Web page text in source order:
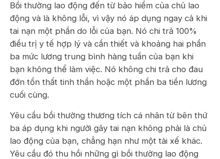
Bồi thường lao động đến từ bảo hiểm của chủ lao
động và là không lỗi, vì vậy nó áp dụng ngay cả khi
tai nạn một phần do lỗi của bạn. Nó chi trả 100%
điều trị y tế hợp lý và cần thiết và khoảng hai phần
ba mức lương trung bình hàng tuần của bạn khi
bạn không thể làm việc. Nó không chi trả cho đau
đớn tổn thất tinh thần hoặc một phần ba tiền lương
cuối cùng.
Yêu cầu bồi thường thương tích cá nhân từ bên thứ
ba áp dụng khi người gây tai nạn không phải là chủ
lao động của bạn, chẳng hạn như một tài xế khác.
Yêu cầu đó thu hồi những gì bồi thường lao động